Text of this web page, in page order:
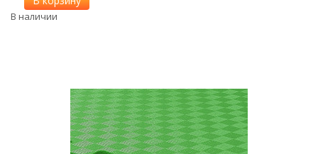
В наличии